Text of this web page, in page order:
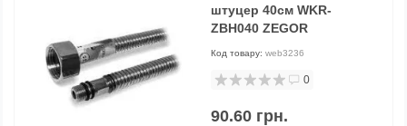
штуцер 40см WKR-
ZBH040 ZEGOR
Код товару: web3236
0
90.60 грн.